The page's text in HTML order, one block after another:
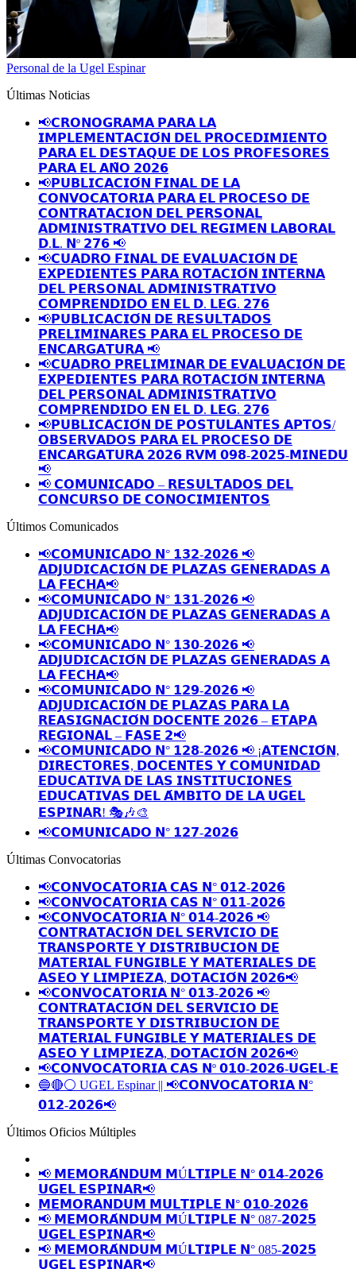
Personal de la Ugel Espinar
Últimas Noticias
📢𝗖𝗥𝗢𝗡𝗢𝗚𝗥𝗔𝗠𝗔 𝗣𝗔𝗥𝗔 𝗟𝗔
𝗜𝗠𝗣𝗟𝗘𝗠𝗘𝗡𝗧𝗔𝗖𝗜𝗢́𝗡 𝗗𝗘𝗟 𝗣𝗥𝗢𝗖𝗘𝗗𝗜𝗠𝗜𝗘𝗡𝗧𝗢
𝗣𝗔𝗥𝗔 𝗘𝗟 𝗗𝗘𝗦𝗧𝗔𝗤𝗨𝗘 𝗗𝗘 𝗟𝗢𝗦 𝗣𝗥𝗢𝗙𝗘𝗦𝗢𝗥𝗘𝗦
𝗣𝗔𝗥𝗔 𝗘𝗟 𝗔𝗡̃𝗢 𝟮𝟬𝟮𝟲
📢𝗣𝗨𝗕𝗟𝗜𝗖𝗔𝗖𝗜𝗢́𝗡 𝗙𝗜𝗡𝗔𝗟 𝗗𝗘 𝗟𝗔
𝗖𝗢𝗡𝗩𝗢𝗖𝗔𝗧𝗢𝗥𝗜𝗔 𝗣𝗔𝗥𝗔 𝗘𝗟 𝗣𝗥𝗢𝗖𝗘𝗦𝗢 𝗗𝗘
𝗖𝗢𝗡𝗧𝗥𝗔𝗧𝗔𝗖𝗜𝗢𝗡 𝗗𝗘𝗟 𝗣𝗘𝗥𝗦𝗢𝗡𝗔𝗟
𝗔𝗗𝗠𝗜𝗡𝗜𝗦𝗧𝗥𝗔𝗧𝗜𝗩𝗢 𝗗𝗘𝗟 𝗥𝗘𝗚𝗜𝗠𝗘𝗡 𝗟𝗔𝗕𝗢𝗥𝗔𝗟
𝗗.𝗟. 𝗡º 𝟮𝟳𝟲 📢
📢𝗖𝗨𝗔𝗗𝗥𝗢 𝗙𝗜𝗡𝗔𝗟 𝗗𝗘 𝗘𝗩𝗔𝗟𝗨𝗔𝗖𝗜𝗢́𝗡 𝗗𝗘
𝗘𝗫𝗣𝗘𝗗𝗜𝗘𝗡𝗧𝗘𝗦 𝗣𝗔𝗥𝗔 𝗥𝗢𝗧𝗔𝗖𝗜𝗢́𝗡 𝗜𝗡𝗧𝗘𝗥𝗡𝗔
𝗗𝗘𝗟 𝗣𝗘𝗥𝗦𝗢𝗡𝗔𝗟 𝗔𝗗𝗠𝗜𝗡𝗜𝗦𝗧𝗥𝗔𝗧𝗜𝗩𝗢
𝗖𝗢𝗠𝗣𝗥𝗘𝗡𝗗𝗜𝗗𝗢 𝗘𝗡 𝗘𝗟 𝗗. 𝗟𝗘𝗚. 𝟮𝟳𝟲
📢𝗣𝗨𝗕𝗟𝗜𝗖𝗔𝗖𝗜𝗢́𝗡 𝗗𝗘 𝗥𝗘𝗦𝗨𝗟𝗧𝗔𝗗𝗢𝗦
𝗣𝗥𝗘𝗟𝗜𝗠𝗜𝗡𝗔𝗥𝗘𝗦 𝗣𝗔𝗥𝗔 𝗘𝗟 𝗣𝗥𝗢𝗖𝗘𝗦𝗢 𝗗𝗘
𝗘𝗡𝗖𝗔𝗥𝗚𝗔𝗧𝗨𝗥𝗔 📢
📢𝗖𝗨𝗔𝗗𝗥𝗢 𝗣𝗥𝗘𝗟𝗜𝗠𝗜𝗡𝗔𝗥 𝗗𝗘 𝗘𝗩𝗔𝗟𝗨𝗔𝗖𝗜𝗢́𝗡 𝗗𝗘
𝗘𝗫𝗣𝗘𝗗𝗜𝗘𝗡𝗧𝗘𝗦 𝗣𝗔𝗥𝗔 𝗥𝗢𝗧𝗔𝗖𝗜𝗢́𝗡 𝗜𝗡𝗧𝗘𝗥𝗡𝗔
𝗗𝗘𝗟 𝗣𝗘𝗥𝗦𝗢𝗡𝗔𝗟 𝗔𝗗𝗠𝗜𝗡𝗜𝗦𝗧𝗥𝗔𝗧𝗜𝗩𝗢
𝗖𝗢𝗠𝗣𝗥𝗘𝗡𝗗𝗜𝗗𝗢 𝗘𝗡 𝗘𝗟 𝗗. 𝗟𝗘𝗚. 𝟮𝟳𝟲
📢𝗣𝗨𝗕𝗟𝗜𝗖𝗔𝗖𝗜𝗢́𝗡 𝗗𝗘 𝗣𝗢𝗦𝗧𝗨𝗟𝗔𝗡𝗧𝗘𝗦 𝗔𝗣𝗧𝗢𝗦/
𝗢𝗕𝗦𝗘𝗥𝗩𝗔𝗗𝗢𝗦 𝗣𝗔𝗥𝗔 𝗘𝗟 𝗣𝗥𝗢𝗖𝗘𝗦𝗢 𝗗𝗘
𝗘𝗡𝗖𝗔𝗥𝗚𝗔𝗧𝗨𝗥𝗔 𝟮𝟬𝟮𝟲 𝗥𝗩𝗠 𝟬𝟵𝟴-𝟮𝟬𝟮𝟱-𝗠𝗜𝗡𝗘𝗗𝗨
📢
📢 𝗖𝗢𝗠𝗨𝗡𝗜𝗖𝗔𝗗𝗢 – 𝗥𝗘𝗦𝗨𝗟𝗧𝗔𝗗𝗢𝗦 𝗗𝗘𝗟
𝗖𝗢𝗡𝗖𝗨𝗥𝗦𝗢 𝗗𝗘 𝗖𝗢𝗡𝗢𝗖𝗜𝗠𝗜𝗘𝗡𝗧𝗢𝗦
Últimos Comunicados
📢𝗖𝗢𝗠𝗨𝗡𝗜𝗖𝗔𝗗𝗢 𝗡° 𝟭𝟯𝟮-𝟮𝟬𝟮𝟲 📢
𝗔𝗗𝗝𝗨𝗗𝗜𝗖𝗔𝗖𝗜𝗢́𝗡 𝗗𝗘 𝗣𝗟𝗔𝗭𝗔𝗦 𝗚𝗘𝗡𝗘𝗥𝗔𝗗𝗔𝗦 𝗔
𝗟𝗔 𝗙𝗘𝗖𝗛𝗔📢
📢𝗖𝗢𝗠𝗨𝗡𝗜𝗖𝗔𝗗𝗢 𝗡° 𝟭𝟯𝟭-𝟮𝟬𝟮𝟲 📢
𝗔𝗗𝗝𝗨𝗗𝗜𝗖𝗔𝗖𝗜𝗢́𝗡 𝗗𝗘 𝗣𝗟𝗔𝗭𝗔𝗦 𝗚𝗘𝗡𝗘𝗥𝗔𝗗𝗔𝗦 𝗔
𝗟𝗔 𝗙𝗘𝗖𝗛𝗔📢
📢𝗖𝗢𝗠𝗨𝗡𝗜𝗖𝗔𝗗𝗢 𝗡° 𝟭𝟯𝟬-𝟮𝟬𝟮𝟲 📢
𝗔𝗗𝗝𝗨𝗗𝗜𝗖𝗔𝗖𝗜𝗢́𝗡 𝗗𝗘 𝗣𝗟𝗔𝗭𝗔𝗦 𝗚𝗘𝗡𝗘𝗥𝗔𝗗𝗔𝗦 𝗔
𝗟𝗔 𝗙𝗘𝗖𝗛𝗔📢
📢𝗖𝗢𝗠𝗨𝗡𝗜𝗖𝗔𝗗𝗢 𝗡° 𝟭𝟮𝟵-𝟮𝟬𝟮𝟲 📢
𝗔𝗗𝗝𝗨𝗗𝗜𝗖𝗔𝗖𝗜𝗢́𝗡 𝗗𝗘 𝗣𝗟𝗔𝗭𝗔𝗦 𝗣𝗔𝗥𝗔 𝗟𝗔
𝗥𝗘𝗔𝗦𝗜𝗚𝗡𝗔𝗖𝗜𝗢́𝗡 𝗗𝗢𝗖𝗘𝗡𝗧𝗘 𝟮𝟬𝟮𝟲 – 𝗘𝗧𝗔𝗣𝗔
𝗥𝗘𝗚𝗜𝗢𝗡𝗔𝗟 – 𝗙𝗔𝗦𝗘 𝟮📢
📢𝗖𝗢𝗠𝗨𝗡𝗜𝗖𝗔𝗗𝗢 𝗡° 𝟭𝟮𝟴-𝟮𝟬𝟮𝟲 📢 ¡𝗔𝗧𝗘𝗡𝗖𝗜𝗢́𝗡,
𝗗𝗜𝗥𝗘𝗖𝗧𝗢𝗥𝗘𝗦, 𝗗𝗢𝗖𝗘𝗡𝗧𝗘𝗦 𝗬 𝗖𝗢𝗠𝗨𝗡𝗜𝗗𝗔𝗗
𝗘𝗗𝗨𝗖𝗔𝗧𝗜𝗩𝗔 𝗗𝗘 𝗟𝗔𝗦 𝗜𝗡𝗦𝗧𝗜𝗧𝗨𝗖𝗜𝗢𝗡𝗘𝗦
𝗘𝗗𝗨𝗖𝗔𝗧𝗜𝗩𝗔𝗦 𝗗𝗘𝗟 𝗔́𝗠𝗕𝗜𝗧𝗢 𝗗𝗘 𝗟𝗔 𝗨𝗚𝗘𝗟
𝗘𝗦𝗣𝗜𝗡𝗔𝗥! 🎭🎶🎨
📢𝗖𝗢𝗠𝗨𝗡𝗜𝗖𝗔𝗗𝗢 𝗡° 𝟭𝟮𝟳-𝟮𝟬𝟮𝟲
Últimas Convocatorias
📢𝗖𝗢𝗡𝗩𝗢𝗖𝗔𝗧𝗢𝗥𝗜𝗔 𝗖𝗔𝗦 𝗡° 𝟬𝟭𝟮-𝟮𝟬𝟮𝟲
📢𝗖𝗢𝗡𝗩𝗢𝗖𝗔𝗧𝗢𝗥𝗜𝗔 𝗖𝗔𝗦 𝗡° 𝟬𝟭𝟭-𝟮𝟬𝟮𝟲
📢𝗖𝗢𝗡𝗩𝗢𝗖𝗔𝗧𝗢𝗥𝗜𝗔 𝗡° 𝟬𝟭𝟰-𝟮𝟬𝟮𝟲 📢
𝗖𝗢𝗡𝗧𝗥𝗔𝗧𝗔𝗖𝗜𝗢́𝗡 𝗗𝗘𝗟 𝗦𝗘𝗥𝗩𝗜𝗖𝗜𝗢 𝗗𝗘
𝗧𝗥𝗔𝗡𝗦𝗣𝗢𝗥𝗧𝗘 𝗬 𝗗𝗜𝗦𝗧𝗥𝗜𝗕𝗨𝗖𝗜𝗢𝗡 𝗗𝗘
𝗠𝗔𝗧𝗘𝗥𝗜𝗔𝗟 𝗙𝗨𝗡𝗚𝗜𝗕𝗟𝗘 𝗬 𝗠𝗔𝗧𝗘𝗥𝗜𝗔𝗟𝗘𝗦 𝗗𝗘
𝗔𝗦𝗘𝗢 𝗬 𝗟𝗜𝗠𝗣𝗜𝗘𝗭𝗔, 𝗗𝗢𝗧𝗔𝗖𝗜𝗢́𝗡 𝟮𝟬𝟮𝟲📢
📢𝗖𝗢𝗡𝗩𝗢𝗖𝗔𝗧𝗢𝗥𝗜𝗔 𝗡° 𝟬𝟭𝟯-𝟮𝟬𝟮𝟲 📢
𝗖𝗢𝗡𝗧𝗥𝗔𝗧𝗔𝗖𝗜𝗢́𝗡 𝗗𝗘𝗟 𝗦𝗘𝗥𝗩𝗜𝗖𝗜𝗢 𝗗𝗘
𝗧𝗥𝗔𝗡𝗦𝗣𝗢𝗥𝗧𝗘 𝗬 𝗗𝗜𝗦𝗧𝗥𝗜𝗕𝗨𝗖𝗜𝗢𝗡 𝗗𝗘
𝗠𝗔𝗧𝗘𝗥𝗜𝗔𝗟 𝗙𝗨𝗡𝗚𝗜𝗕𝗟𝗘 𝗬 𝗠𝗔𝗧𝗘𝗥𝗜𝗔𝗟𝗘𝗦 𝗗𝗘
𝗔𝗦𝗘𝗢 𝗬 𝗟𝗜𝗠𝗣𝗜𝗘𝗭𝗔, 𝗗𝗢𝗧𝗔𝗖𝗜𝗢́𝗡 𝟮𝟬𝟮𝟲📢
📢𝗖𝗢𝗡𝗩𝗢𝗖𝗔𝗧𝗢𝗥𝗜𝗔 𝗖𝗔𝗦 𝗡º 𝟬𝟭𝟬-𝟮𝟬𝟮𝟲-𝗨𝗚𝗘𝗟-𝗘
🔵🔴⚪️ UGEL Espinar || 📢𝗖𝗢𝗡𝗩𝗢𝗖𝗔𝗧𝗢𝗥𝗜𝗔 𝗡°
𝟬𝟭𝟮-𝟮𝟬𝟮𝟲📢
Últimos Oficios Múltiples
📢 𝗠𝗘𝗠𝗢𝗥𝗔́𝗡𝗗𝗨𝗠 𝗠Ú𝗟𝗧𝗜𝗣𝗟𝗘 𝗡° 𝟬𝟭𝟰-𝟮𝟬𝟮𝟲
𝗨𝗚𝗘𝗟 𝗘𝗦𝗣𝗜𝗡𝗔𝗥📢
𝗠𝗘𝗠𝗢𝗥𝗔𝗡𝗗𝗨𝗠 𝗠𝗨𝗟𝗧𝗜𝗣𝗟𝗘 𝗡° 𝟬𝟭𝟬-𝟮𝟬𝟮𝟲
📢 𝗠𝗘𝗠𝗢𝗥𝗔́𝗡𝗗𝗨𝗠 𝗠Ú𝗟𝗧𝗜𝗣𝗟𝗘 𝗡° 087-𝟮𝟬𝟮𝟱
𝗨𝗚𝗘𝗟 𝗘𝗦𝗣𝗜𝗡𝗔𝗥📢
📢 𝗠𝗘𝗠𝗢𝗥𝗔́𝗡𝗗𝗨𝗠 𝗠Ú𝗟𝗧𝗜𝗣𝗟𝗘 𝗡° 085-𝟮𝟬𝟮𝟱
𝗨𝗚𝗘𝗟 𝗘𝗦𝗣𝗜𝗡𝗔𝗥📢